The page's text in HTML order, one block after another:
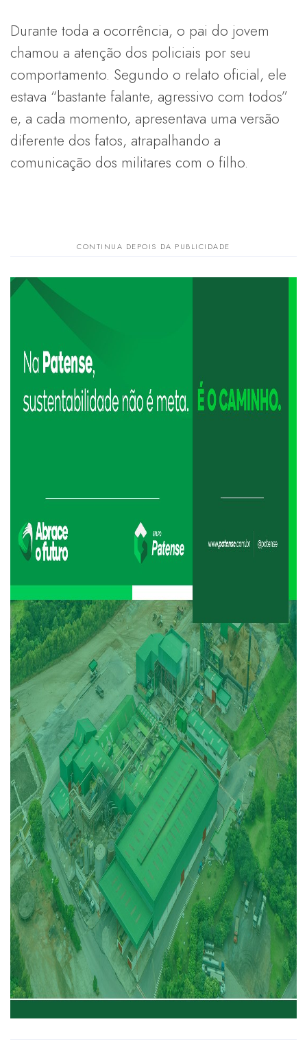
Durante toda a ocorrência, o pai do jovem
chamou a atenção dos policiais por seu
comportamento. Segundo o relato oficial, ele
estava “bastante falante, agressivo com todos”
e, a cada momento, apresentava uma versão
diferente dos fatos, atrapalhando a
comunicação dos militares com o filho.